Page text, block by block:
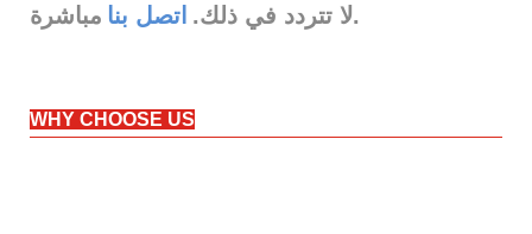
لا تتردد في ذلك. اتصل بنا مباشرة.
WHY CHOOSE US